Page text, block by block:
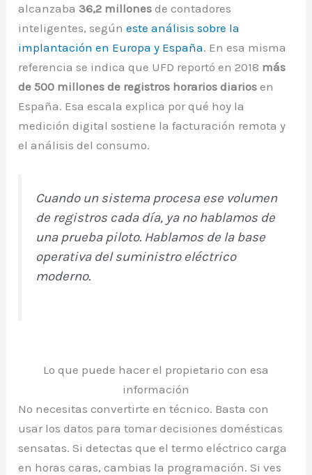
alcanzaba36,2 millones de contadores
inteligentes, segúneste análisis sobre la
implantación en Europa y España. En esa misma
referencia se indica que UFD reportó en 2018 más
de 500 millones de registros horarios diarios en
España. Esa escala explica por qué hoy la
medición digital sostiene la facturación remota y
el análisis del consumo.
Cuando un sistema procesa ese volumen
de registros cada día, ya no hablamos de
una prueba piloto. Hablamos de la base
operativa del suministro eléctrico
moderno.
Lo que puede hacer el propietario con esa
información
No necesitas convertirte en técnico. Basta con
usar los datos para tomar decisiones domésticas
sensatas. Si detectas que el termo eléctrico carga
en horas caras, cambias la programación. Si ves